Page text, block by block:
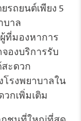
รถยนต์เพียง 5
บาล
ที่มองหาการ
องบริการรับ
สะดวก
โรงพยาบาลใน
วกเพิ่มเติม